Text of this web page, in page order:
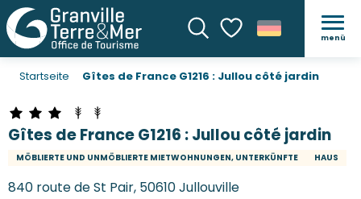
SucheVoir les favoris
menü
Startseite Gîtes de France G1216 : Jullou côté jardin
Gîtes de France G1216 : Jullou côté jardin
MÖBLIERTE UND UNMÖBLIERTE MIETWOHNUNGEN, UNTERKÜNFTE HAUS
840 route de St Pair, 50610 Jullouville